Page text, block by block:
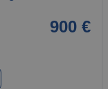
900 €